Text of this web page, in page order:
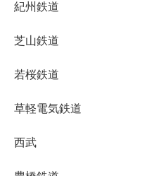
紀州鉄道
芝山鉄道
若桜鉄道
草軽電気鉄道
西武